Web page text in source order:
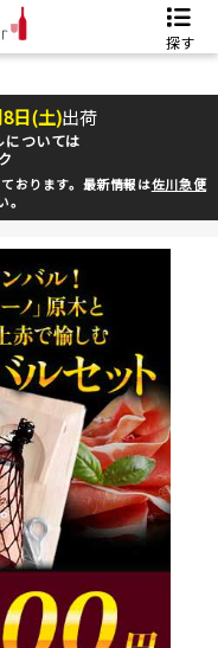
探す
8日(土)出荷
については
おります。最新情報は佐川急便
。